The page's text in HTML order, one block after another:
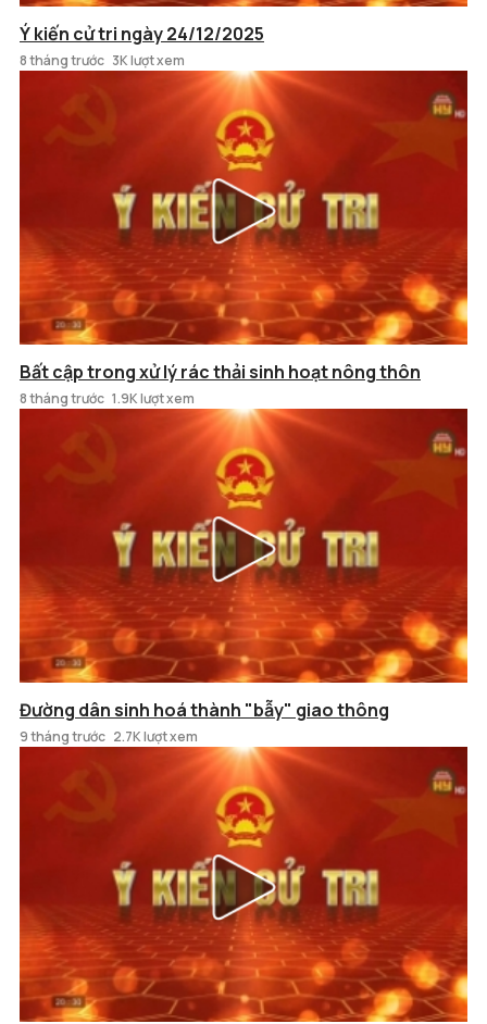
Ý kiến cử tri ngày 24/12/2025
8 tháng trước 3K lượt xem
Bất cập trong xử lý rác thải sinh hoạt nông thôn
8 tháng trước 1.9K lượt xem
Đường dân sinh hoá thành "bẫy" giao thông
9 tháng trước 2.7K lượt xem